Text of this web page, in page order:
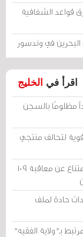
قواعد الشفافية
في وندسور
اقرأ في الخليج
مظلومًا بالسجن
لتحالف منتجي
محكمة «أمن الدولة» في الكويت: الامتناع عن معاقبة 109
حادة لملف
بـ"ولاية الفقيه"